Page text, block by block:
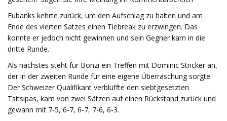
Eubanks kehrte zurück, um den Aufschlag zu halten und am
Ende des vierten Satzes einen Tiebreak zu erzwingen. Das
konnte er jedoch nicht gewinnen und sein Gegner kam in die
dritte Runde.
Als nächstes steht für Bonzi ein Treffen mit Dominic Stricker an,
der in der zweiten Runde für eine eigene Überraschung sorgte.
Der Schweizer Qualifikant verblüffte den siebtgesetzten
Tsitsipas, kam von zwei Sätzen auf einen Rückstand zurück und
gewann mit 7-5, 6-7, 6-7, 7-6, 6-3.